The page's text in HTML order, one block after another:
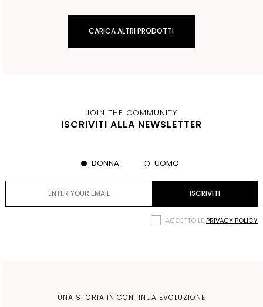
CARICA ALTRI PRODOTTI
JOIN THE COMMUNITY
ISCRIVITI ALLA NEWSLETTER
DONNA UOMO
ACCETTO LEPRIVACY POLICY
UNA STORIA IN CONTINUA EVOLUZIONE